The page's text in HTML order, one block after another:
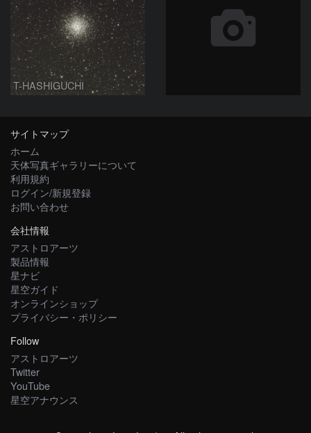
T-HASHIGUCHI
サイトマップ
ホーム
天体写真ギャラリーについて
利用規約
ログイン/新規登録
お問い合わせ
会社情報
アストロアーツ
製品情報
星ナビ
星空ガイド
オンラインショップ
プライバシー・ポリシー
Follow
アストロアーツ
Twitter
YouTube
星空アナウンス